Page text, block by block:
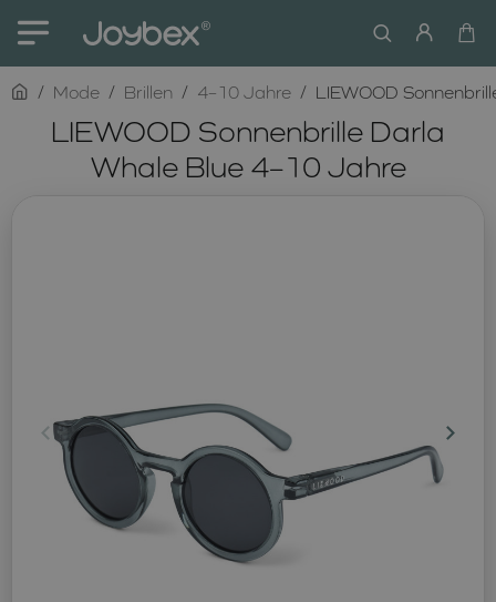
LIEWOOD Sonnenbrille Darla
Whale Blue 4–10 Jahre
homeMode Brillen 4–10 Jahre LIEWOOD